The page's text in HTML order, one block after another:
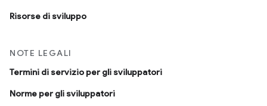
Risorse di sviluppo
NOTE LEGALI
Termini di servizio per gli sviluppatori
Norme per gli sviluppatori